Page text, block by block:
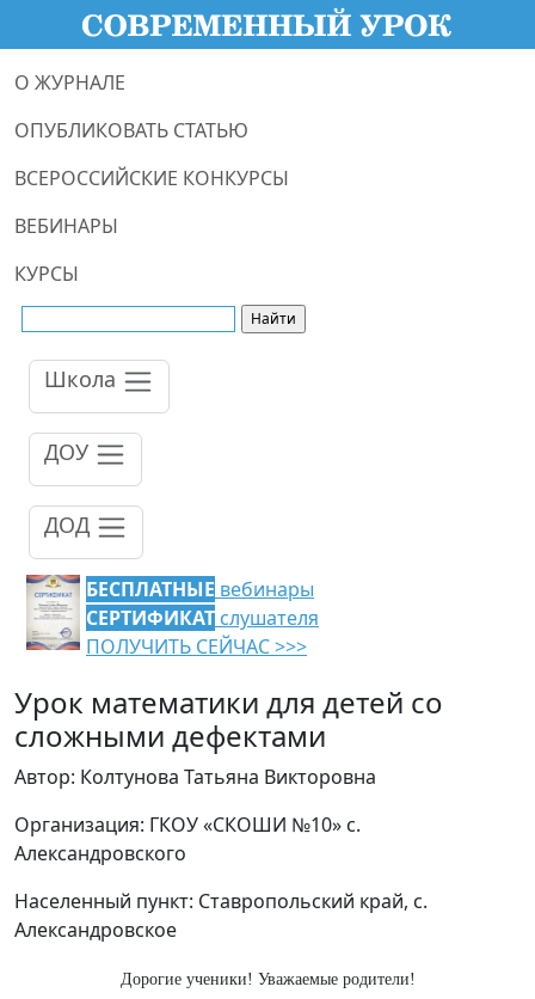
О ЖУРНАЛЕ
ОПУБЛИКОВАТЬ СТАТЬЮ
ВСЕРОССИЙСКИЕ КОНКУРСЫ
ВЕБИНАРЫ
КУРСЫ
Школа
ДОУ
ДОД
БЕСПЛАТНЫЕ вебинары
СЕРТИФИКАТ слушателя
ПОЛУЧИТЬ СЕЙЧАС >>>
Урок математики для детей со
сложными дефектами
Автор: Колтунова Татьяна Викторовна
Организация: ГКОУ «СКОШИ №10» с.
Александровского
Населенный пункт: Ставропольский край, с.
Александровское
Дорогие ученики! Уважаемые родители!